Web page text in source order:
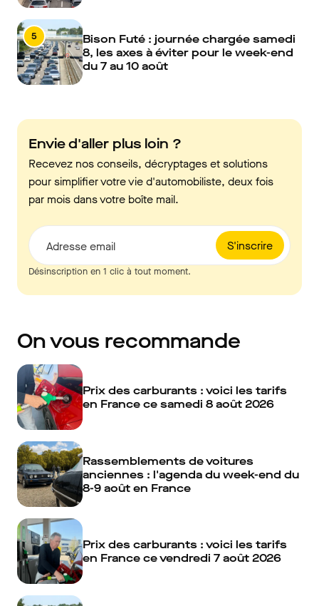
5
Bison Futé : journée chargée samedi
8, les axes à éviter pour le week-end
du 7 au 10 août
Envie d'aller plus loin ?
Recevez nos conseils, décryptages et solutions
pour simplifier votre vie d'automobiliste, deux fois
par mois dans votre boîte mail.
S'inscrire
Adresse email
Désinscription en 1 clic à tout moment.
On vous recommande
Prix des carburants : voici les tarifs
en France ce samedi 8 août 2026
Rassemblements de voitures
anciennes : l'agenda du week-end du
8-9 août en France
Prix des carburants : voici les tarifs
en France ce vendredi 7 août 2026